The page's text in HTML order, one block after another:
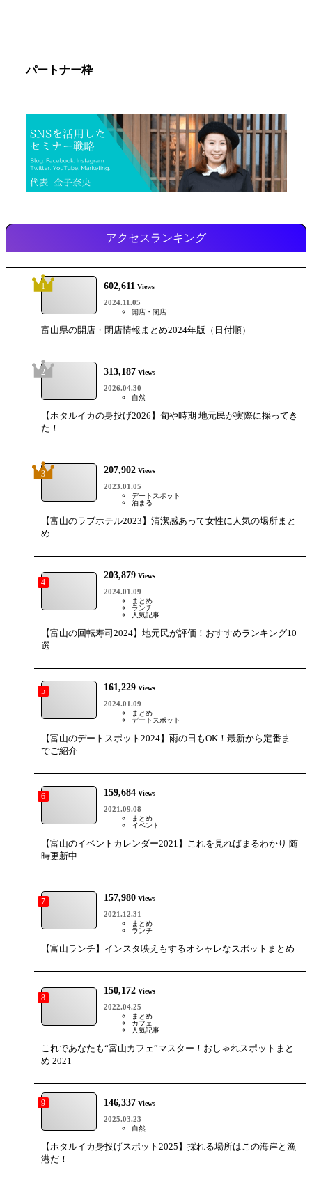
パートナー枠
アクセスランキング
1 602,611 Views
2024.11.05
開店・閉店
富山県の開店・閉店情報まとめ2024年版（日付順）
2 313,187 Views
2026.04.30
自然
【ホタルイカの身投げ2026】旬や時期 地元民が実際に採ってき
た！
3 207,902 Views
2023.01.05
デートスポット
泊まる
【富山のラブホテル2023】清潔感あって女性に人気の場所まと
め
4
203,879 Views
2024.01.09
まとめ
ランチ
人気記事
【富山の回転寿司2024】地元民が評価！おすすめランキング10
選
5 161,229 Views
2024.01.09
まとめ
デートスポット
【富山のデートスポット2024】雨の日もOK！最新から定番ま
でご紹介
6 159,684 Views
2021.09.08
まとめ
イベント
【富山のイベントカレンダー2021】これを見ればまるわかり 随
時更新中
7 157,980 Views
2021.12.31
まとめ
ランチ
【富山ランチ】インスタ映えもするオシャレなスポットまとめ
8
150,172 Views
2022.04.25
まとめ
カフェ
人気記事
これであなたも“富山カフェ”マスター！おしゃれスポットまと
め 2021
9 146,337 Views
2025.03.23
自然
【ホタルイカ身投げスポット2025】採れる場所はこの海岸と漁
港だ！